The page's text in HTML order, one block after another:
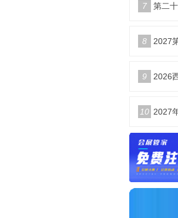
7 第二十八
8 2027
9 2026西
10 2027年苏